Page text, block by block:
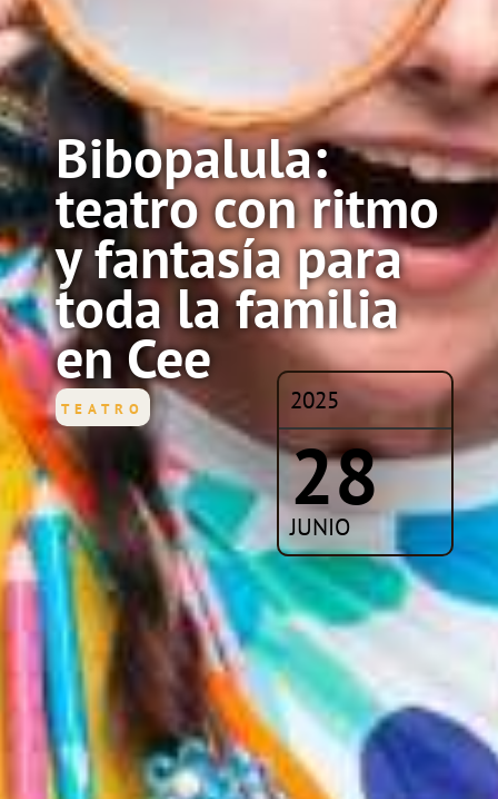
2025
28
JUNIO
Bibopalula:
teatro con ritmo
y fantasía para
toda la familia
en Cee
TEATRO